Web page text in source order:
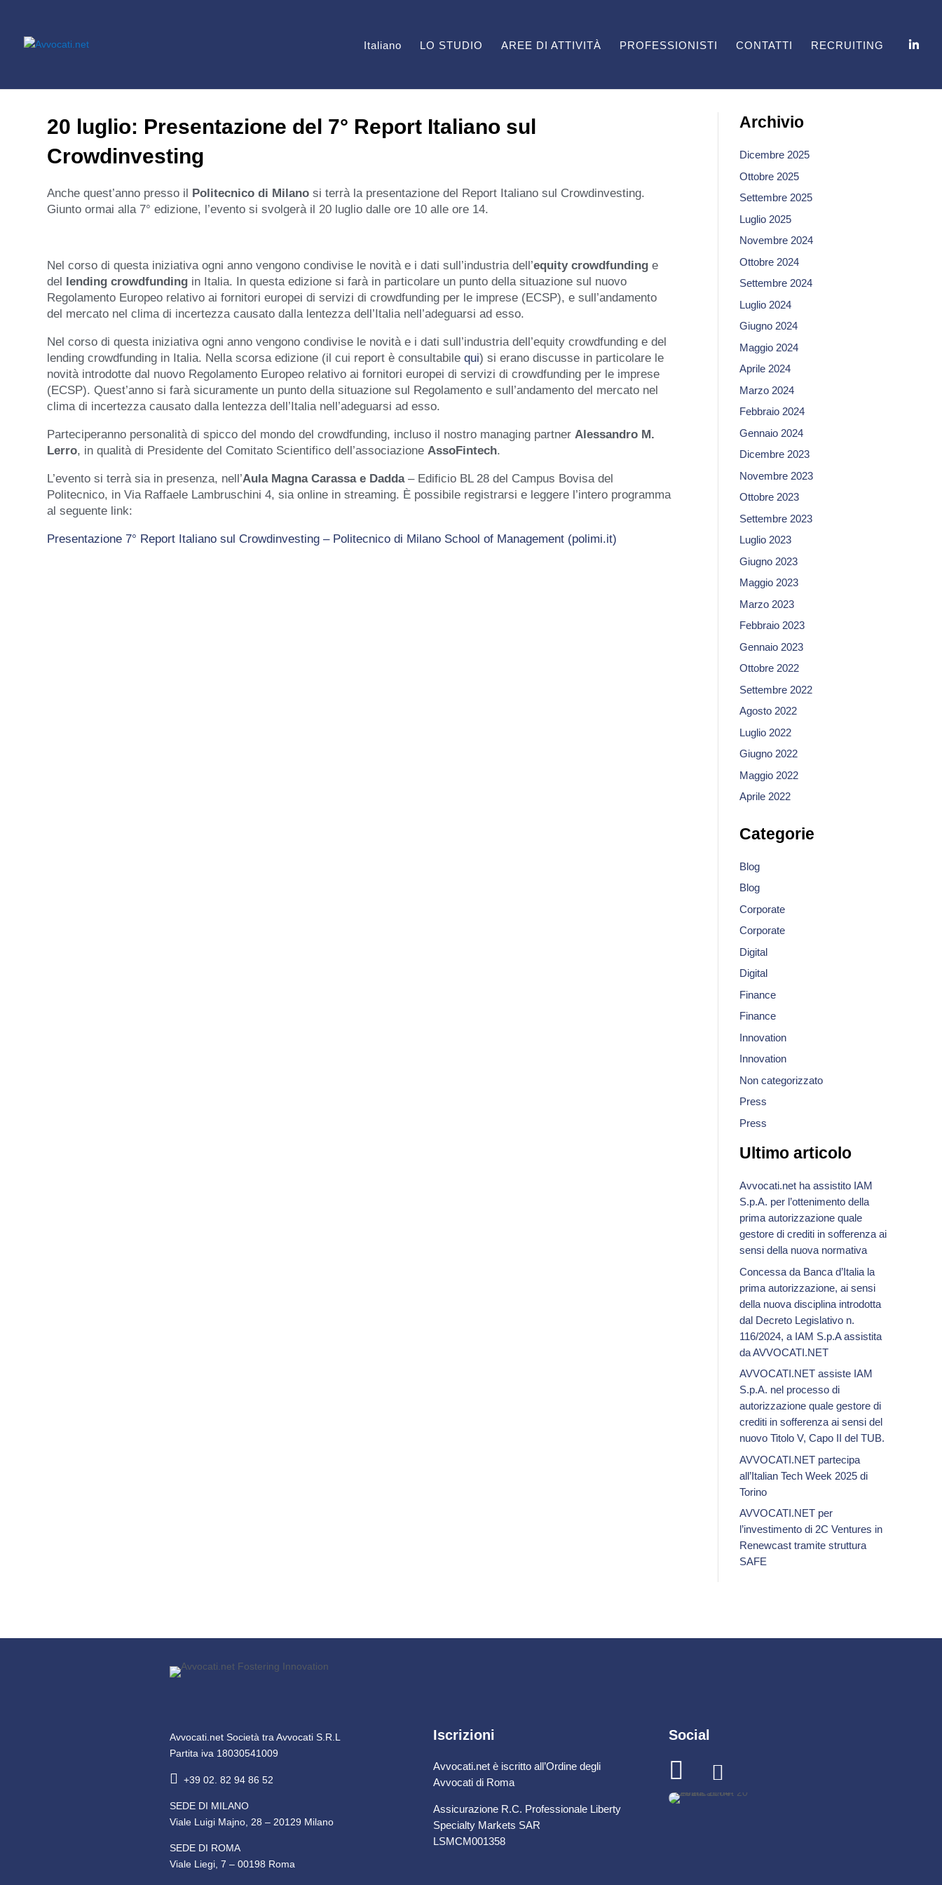
Italiano LO STUDIO AREE DI ATTIVITÀ PROFESSIONISTI CONTATTI RECRUITING
20 luglio: Presentazione del 7° Report Italiano sul
Crowdinvesting
Anche quest’anno presso il Politecnico di Milano si terrà la presentazione del Report Italiano sul Crowdinvesting.
Giunto ormai alla 7° edizione, l’evento si svolgerà il 20 luglio dalle ore 10 alle ore 14.
Nel corso di questa iniziativa ogni anno vengono condivise le novità e i dati sull’industria dell’equity crowdfunding e
del lending crowdfunding in Italia. In questa edizione si farà in particolare un punto della situazione sul nuovo
Regolamento Europeo relativo ai fornitori europei di servizi di crowdfunding per le imprese (ECSP), e sull’andamento
del mercato nel clima di incertezza causato dalla lentezza dell’Italia nell’adeguarsi ad esso.
Nel corso di questa iniziativa ogni anno vengono condivise le novità e i dati sull’industria dell’equity crowdfunding e del
lending crowdfunding in Italia. Nella scorsa edizione (il cui report è consultabilequi) si erano discusse in particolare le
novità introdotte dal nuovo Regolamento Europeo relativo ai fornitori europei di servizi di crowdfunding per le imprese
(ECSP). Quest’anno si farà sicuramente un punto della situazione sul Regolamento e sull’andamento del mercato nel
clima di incertezza causato dalla lentezza dell’Italia nell’adeguarsi ad esso.
Parteciperanno personalità di spicco del mondo del crowdfunding, incluso il nostro managing partnerAlessandro M.
Lerro, in qualità di Presidente del Comitato Scientifico dell’associazioneAssoFintech.
L’evento si terrà sia in presenza, nell’Aula Magna Carassa e Dadda– Edificio BL 28 del Campus Bovisa del
Politecnico, in Via Raffaele Lambruschini 4, sia online in streaming. È possibile registrarsi e leggere l’intero programma
al seguente link:
Presentazione 7° Report Italiano sul Crowdinvesting – Politecnico di Milano School of Management (polimi.it)
Archivio
Dicembre 2025
Ottobre 2025
Settembre 2025
Luglio 2025
Novembre 2024
Ottobre 2024
Settembre 2024
Luglio 2024
Giugno 2024
Maggio 2024
Aprile 2024
Marzo 2024
Febbraio 2024
Gennaio 2024
Dicembre 2023
Novembre 2023
Ottobre 2023
Settembre 2023
Luglio 2023
Giugno 2023
Maggio 2023
Marzo 2023
Febbraio 2023
Gennaio 2023
Ottobre 2022
Settembre 2022
Agosto 2022
Luglio 2022
Giugno 2022
Maggio 2022
Aprile 2022
Categorie
Blog
Blog
Corporate
Corporate
Digital
Digital
Finance
Finance
Innovation
Innovation
Non categorizzato
Press
Press
Ultimo articolo
Avvocati.net ha assistito IAM
S.p.A. per l’ottenimento della
prima autorizzazione quale
gestore di crediti in sofferenza ai
sensi della nuova normativa
Concessa da Banca d’Italia la
prima autorizzazione, ai sensi
della nuova disciplina introdotta
dal Decreto Legislativo n.
116/2024, a IAM S.p.A assistita
da AVVOCATI.NET
AVVOCATI.NET assiste IAM
S.p.A. nel processo di
autorizzazione quale gestore di
crediti in sofferenza ai sensi del
nuovo Titolo V, Capo II del TUB.
AVVOCATI.NET partecipa
all’Italian Tech Week 2025 di
Torino
AVVOCATI.NET per
l’investimento di 2C Ventures in
Renewcast tramite struttura
SAFE
Avvocati.net Società tra Avvocati S.R.L
Partita iva 18030541009
 +39 02. 82 94 86 52
SEDE DI MILANO
Viale Luigi Majno, 28 – 20129 Milano
SEDE DI ROMA
Viale Liegi, 7 – 00198 Roma
Iscrizioni
Avvocati.net è iscritto all’Ordine degli
Avvocati di Roma
Assicurazione R.C. Professionale Liberty
Specialty Markets SAR
LSMCM001358
Social
 